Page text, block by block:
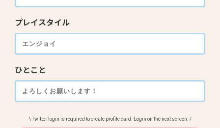
プレイスタイル
ひとこと
\ Twitter login is required to create profile card. Login on the next screen. /